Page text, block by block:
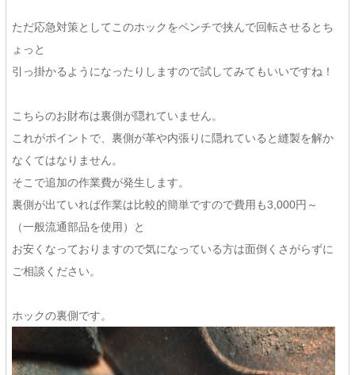
ただ応急対策としてこのホックをペンチで挟んで回転させるとち
ょっと
引っ掛かるようになったりしますので試してみてもいいですね！
こちらのお財布は裏側が隠れていません。
これがポイントで、裏側が革や内張りに隠れていると縫製を解か
なくてはなりません。
そこで追加の作業費が発生します。
裏側が出ていれば作業は比較的簡単ですので費用も3,000円～
（一般流通部品を使用）と
お安くなっておりますので気になっている方は面倒くさがらずに
ご相談ください。
ホックの裏側です。